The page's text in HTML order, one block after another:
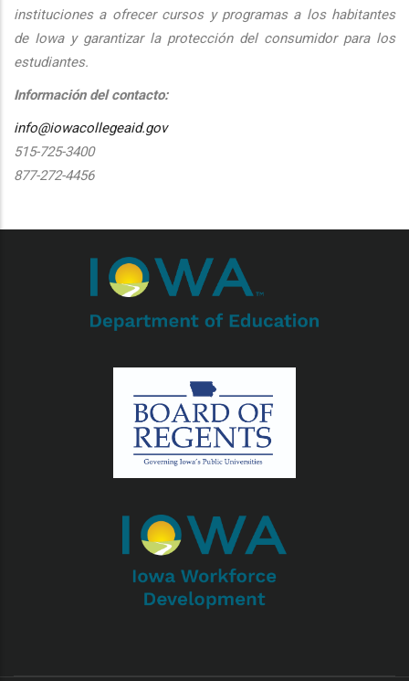
instituciones a ofrecer cursos y programas a los habitantes
de Iowa y garantizar la protección del consumidor para los
estudiantes.
Información del contacto:
info@iowacollegeaid.gov
515-725-3400
877-272-4456